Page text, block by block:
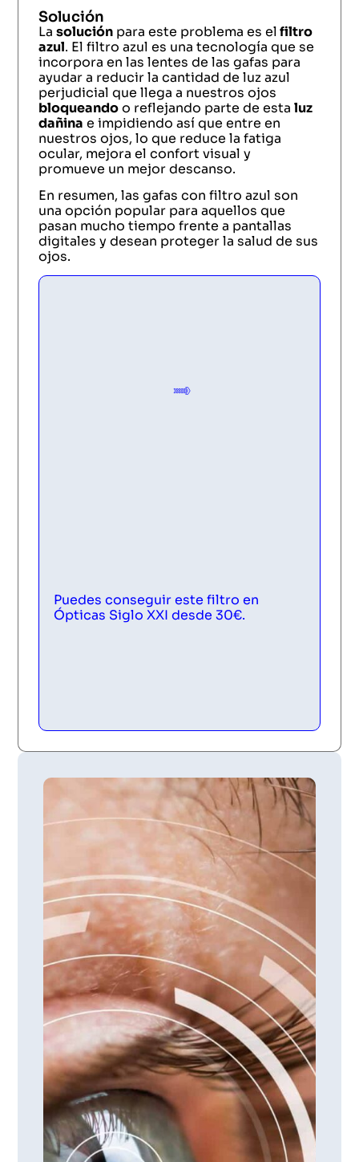
Solución
Lasolución para este problema es elfiltro
azul. El filtro azul es una tecnología que se
incorpora en las lentes de las gafas para
ayudar a reducir la cantidad de luz azul
perjudicial que llega a nuestros ojos
bloqueandoo reflejando parte de estaluz
dañina e impidiendo así que entre en
nuestros ojos, lo que reduce la fatiga
ocular, mejora el confort visual y
promueve un mejor descanso.
En resumen, las gafas con filtro azul son
una opción popular para aquellos que
pasan mucho tiempo frente a pantallas
digitales y desean proteger la salud de sus
ojos.
Puedes conseguir este filtro en
Ópticas Siglo XXI desde 30€.